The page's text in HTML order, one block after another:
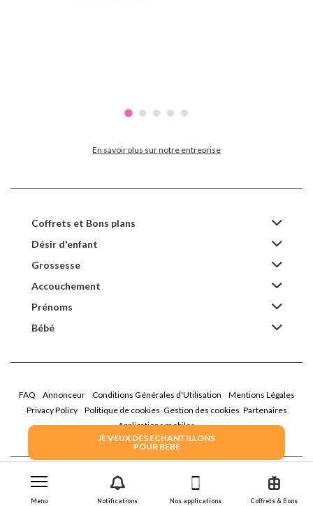
Coffrets & Bons
Nos applications
Notifications
Menu
JE VEUX DES ECHANTILLONS
POUR BEBE
En savoir plus sur notre entreprise
Coffrets et Bons plans
Désir d'enfant
Grossesse
Accouchement
Prénoms
Bébé
FAQ Annonceur Conditions Générales d'Utilisation
Mentions Légales
Privacy Policy
Politique de cookies Gestion des cookies Partenaires
Applications mobiles
2026 Family Service - La Boîte Rose